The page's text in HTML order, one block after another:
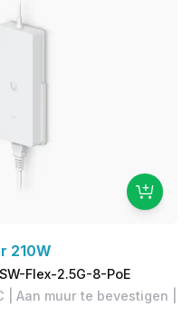
210W
Flex-2.5G-8-PoE
| Aan muur te bevestigen |